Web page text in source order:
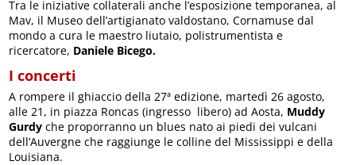
Tra le iniziative collaterali anche l’esposizione temporanea, al
Mav, il Museo dell’artigianato valdostano, Cornamuse dal
mondo a cura le maestro liutaio, polistrumentista e
ricercatore, Daniele Bicego.
I concerti
A rompere il ghiaccio della 27ª edizione, martedì 26 agosto,
alle 21, in piazza Roncas (ingresso libero) ad Aosta, Muddy
Gurdy che proporranno un blues nato ai piedi dei vulcani
dell’Auvergne che raggiunge le colline del Mississippi e della
Louisiana.